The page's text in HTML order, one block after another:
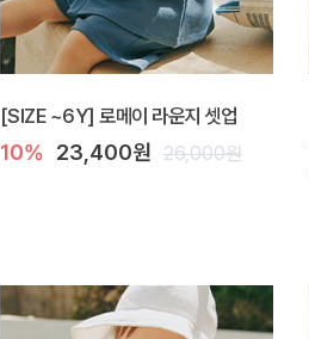
[SIZE ~6Y] 로메이 라운지 셋업
10% 23,400원 26,000원